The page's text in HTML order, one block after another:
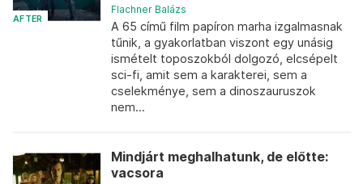
AFTER
Flachner Balázs
A 65 című film papíron marha izgalmasnak
tűnik, a gyakorlatban viszont egy unásig
ismételt toposzokból dolgozó, elcsépelt
sci-fi, amit sem a karakterei, sem a
cselekménye, sem a dinoszauruszok
nem...
Mindjárt meghalhatunk, de előtte:
vacsora